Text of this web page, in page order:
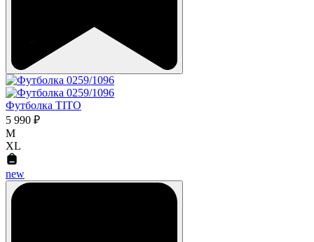
Футболка TITO
5 990 ₽
M
XL
new